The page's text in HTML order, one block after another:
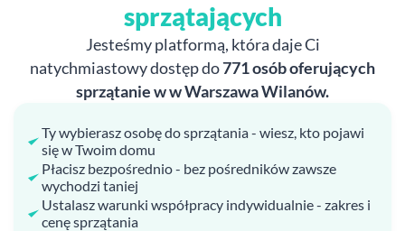
sprzątających
Jesteśmy platformą, która daje Ci
natychmiastowy dostęp do771 osób oferujących
sprzątanie w w Warszawa Wilanów.
Ty wybierasz osobę do sprzątania - wiesz, kto pojawi
się w Twoim domu
Płacisz bezpośrednio - bez pośredników zawsze
wychodzi taniej
Ustalasz warunki współpracy indywidualnie - zakres i
cenę sprzątania